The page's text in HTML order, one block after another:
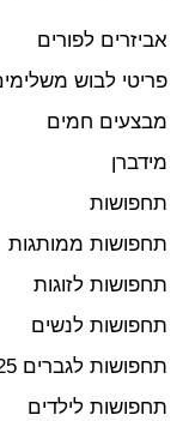
אביזרים לפורים
פריטי לבוש
מבצעים חמים
מידברן
תחפושות
תחפושות ממותגות
תחפושות לזוגות
תחפושות לנשים
תחפושות לגברים 2025
תחפושות לילדים